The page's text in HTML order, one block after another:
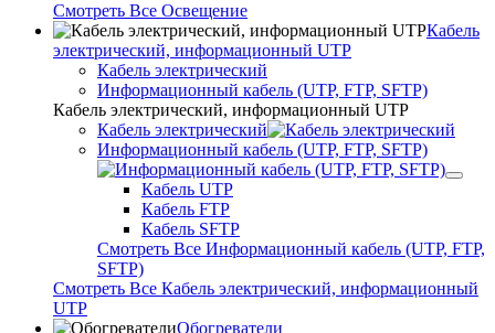
Смотреть Все Освещение
Кабель
электрический, информационный UTP
Кабель электрический
Информационный кабель (UTP, FTP, SFTP)
Кабель электрический, информационный UTP
Кабель электрический
Информационный кабель (UTP, FTP, SFTP)
Кабель UTP
Кабель FTP
Кабель SFTP
Смотреть Все Информационный кабель (UTP, FTP,
SFTP)
Смотреть Все Кабель электрический, информационный
UTP
Обогреватели